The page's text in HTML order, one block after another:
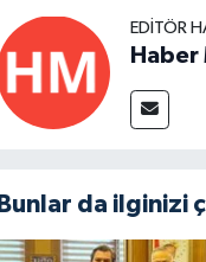
EDITÖR
Haber
Bunlar da ilginizi